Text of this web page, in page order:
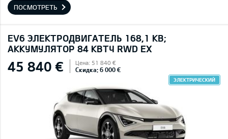
ПОСМОТРЕТЬ
EV6 ЭЛЕКТРОДВИГАТЕЛЬ 168,1 КВ;
AККУМУЛЯТОР 84 КВТЧ RWD EX
45 840 € Цена: 51 840 €
Скидка: 6 000 €
ЭЛЕКТРИЧЕСКИЙ